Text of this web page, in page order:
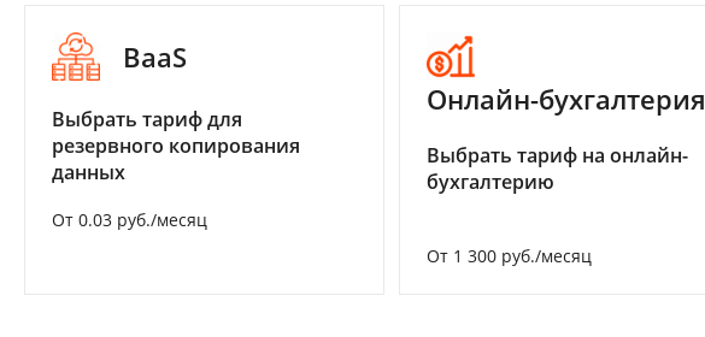
BaaS
Выбрать тариф для
резервного копирования
данных
От 0.03 руб./месяц
Онлайн-бухгалтерия
Выбрать тариф на онлайн-
бухгалтерию
От 1 300 руб./месяц